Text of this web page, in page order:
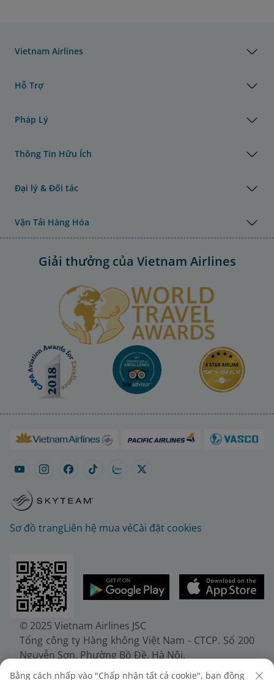
Vietnam Airlines
Hỗ Trợ
Pháp Lý
Thông Tin Hữu Ích
Đại lý & Đối tác
Vận Tải Hàng Hóa
Giải thưởng của Vietnam Airlines
Sơ đồ trangLiên hệ mua véCài đặt cookies
© 2025 Vietnam Airlines JSC
Tổng công ty Hàng không Việt Nam - CTCP. Số 200
Nguyễn Sơn, Phường Bồ Đề, Hà Nội.
Điện thoại: (+84-24) 38272289. Fax: (+84-24)
Bằng cách nhấp vào "Chấp nhận tất cả cookie", bạn đồng